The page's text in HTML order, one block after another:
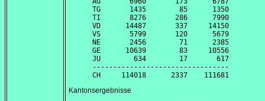
TG       1435        85      1350
TI       8276       286      7990
VD      14487       337     14150
VS       5799       120      5679
NE       2456        71      2385
GE      10639        83     10556
JU        634        17       617
---------------------------------
Kantonsergebnisse